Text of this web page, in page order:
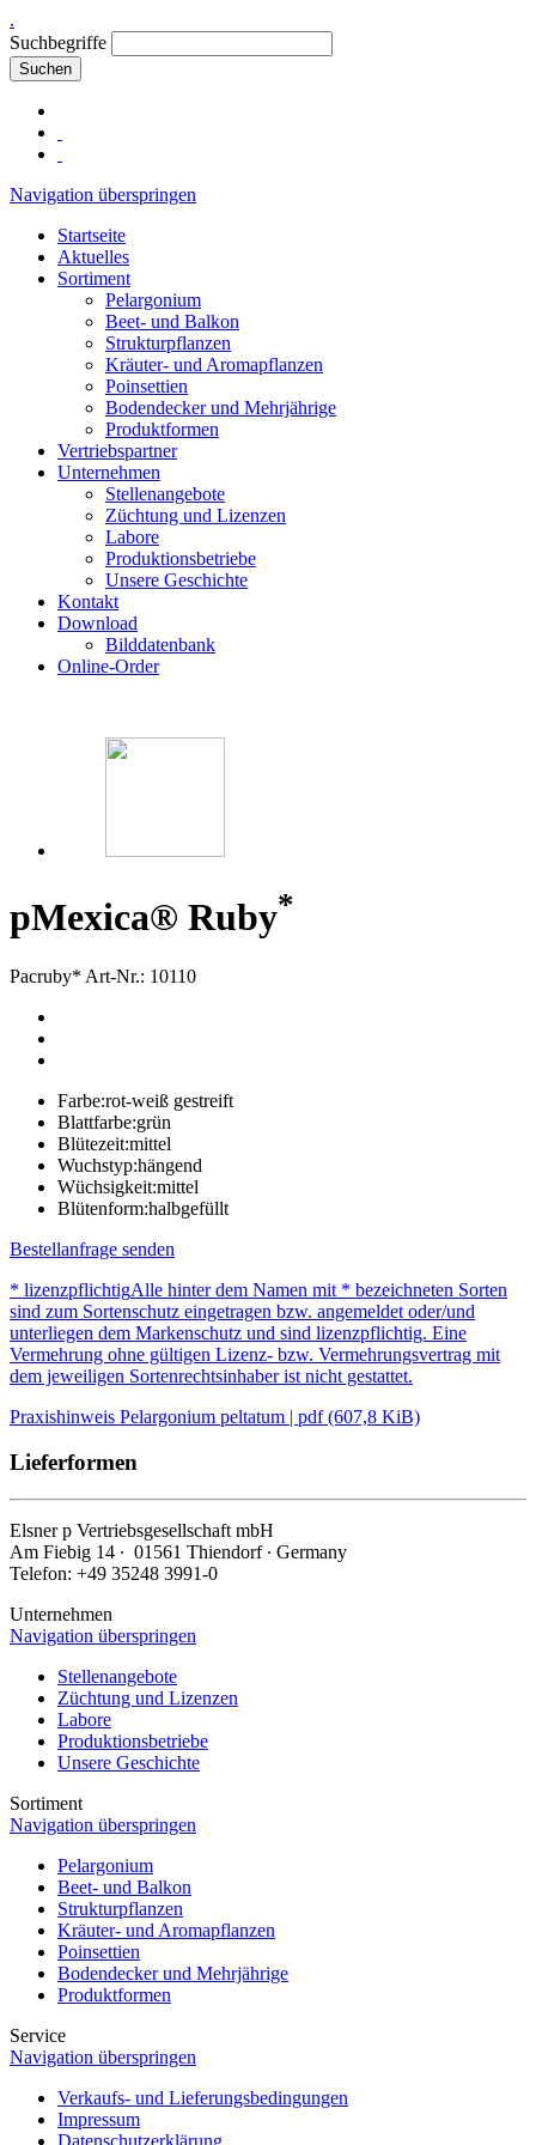
.
Suchbegriffe
Suchen
Navigation überspringen
Startseite
Aktuelles
Sortiment
Pelargonium
Beet- und Balkon
Strukturpflanzen
Kräuter- und Aromapflanzen
Poinsettien
Bodendecker und Mehrjährige
Produktformen
Vertriebspartner
Unternehmen
Stellenangebote
Züchtung und Lizenzen
Labore
Produktionsbetriebe
Unsere Geschichte
Kontakt
Download
Bilddatenbank
Online-Order
pMexica® Ruby*
Pacruby* Art-Nr.: 10110
Farbe:rot-weiß gestreift
Blattfarbe:grün
Blütezeit:mittel
Wuchstyp:hängend
Wüchsigkeit:mittel
Blütenform:halbgefüllt
Bestellanfrage senden
* lizenzpflichtigAlle hinter dem Namen mit * bezeichneten Sorten
sind zum Sortenschutz eingetragen bzw. angemeldet oder/und
unterliegen dem Markenschutz und sind lizenzpflichtig. Eine
Vermehrung ohne gültigen Lizenz- bzw. Vermehrungsvertrag mit
dem jeweiligen Sortenrechtsinhaber ist nicht gestattet.
Praxishinweis Pelargonium peltatum | pdf (607,8 KiB)
Lieferformen
Elsnerp Vertriebsgesellschaft mbH
Am Fiebig 14 ∙ 01561 Thiendorf ∙ Germany
Telefon: +49 35248 3991-0
Unternehmen
Navigation überspringen
Stellenangebote
Züchtung und Lizenzen
Labore
Produktionsbetriebe
Unsere Geschichte
Sortiment
Navigation überspringen
Pelargonium
Beet- und Balkon
Strukturpflanzen
Kräuter- und Aromapflanzen
Poinsettien
Bodendecker und Mehrjährige
Produktformen
Service
Navigation überspringen
Verkaufs- und Lieferungsbedingungen
Impressum
Datenschutzerklärung